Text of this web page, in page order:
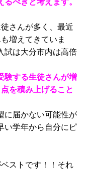
べきと考えます。
さんが多く、最近
増えてきていま
試は大分市内は高倍
験する生徒さんが増
を積み上げること
に届かない可能性が
い学年から自分にピ
ストです！！それ